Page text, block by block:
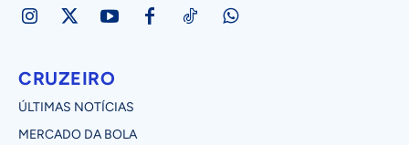
CRUZEIRO
ÚLTIMAS NOTÍCIAS
MERCADO DA BOLA